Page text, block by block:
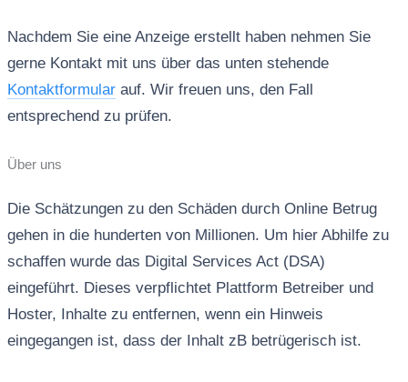
Nachdem Sie eine Anzeige erstellt haben nehmen Sie
gerne Kontakt mit uns über das unten stehende
Kontaktformularauf. Wir freuen uns, den Fall
entsprechend zu prüfen.
Über uns
Die Schätzungen zu den Schäden durch Online Betrug
gehen in die hunderten von Millionen. Um hier Abhilfe zu
schaffen wurde das Digital Services Act (DSA)
eingeführt. Dieses verpflichtet Plattform Betreiber und
Hoster, Inhalte zu entfernen, wenn ein Hinweis
eingegangen ist, dass der Inhalt zB betrügerisch ist.